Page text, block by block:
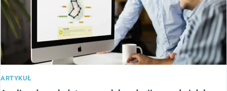
ARTYKUŁ